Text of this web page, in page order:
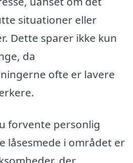
situationer eller
Dette sparer ikke kun
da
ofte er lavere
forvente personlig
låsesmede i området er